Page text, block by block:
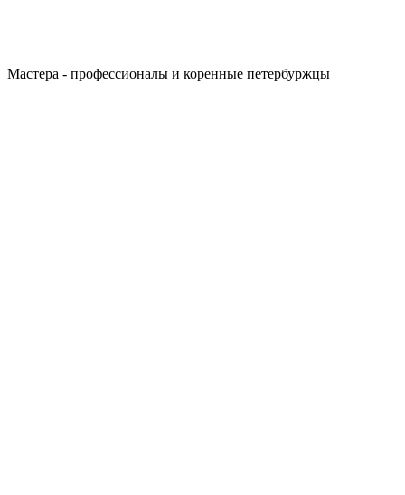
Мастера - профессионалы и коренные петербуржцы